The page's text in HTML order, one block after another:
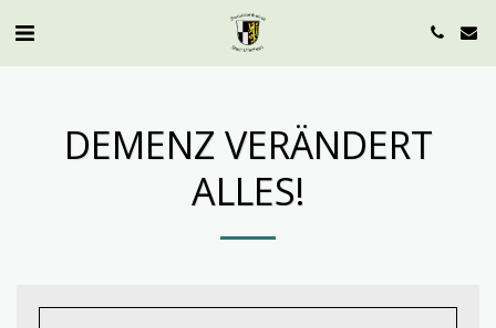
DEMENZ VERÄNDERT
ALLES!